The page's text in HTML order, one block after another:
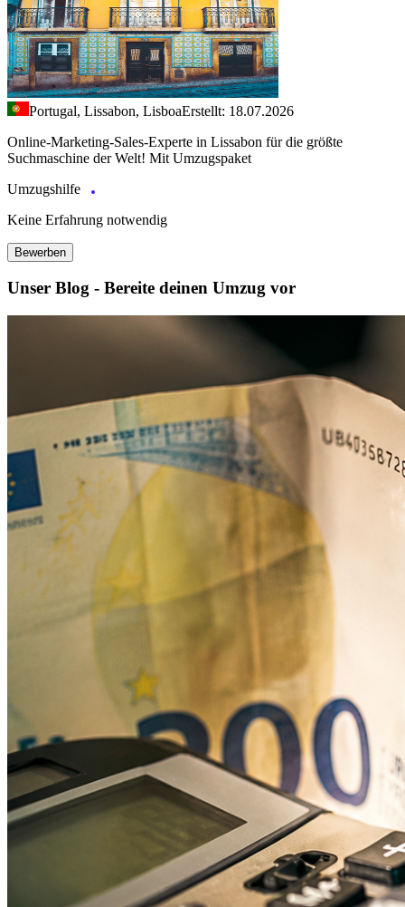
Portugal, Lissabon, LisboaErstellt: 18.07.2026
Online-Marketing-Sales-Experte in Lissabon für die größte
Suchmaschine der Welt! Mit Umzugspaket
Umzugshilfe
Keine Erfahrung notwendig
Bewerben
Unser Blog - Bereite deinen Umzug vor